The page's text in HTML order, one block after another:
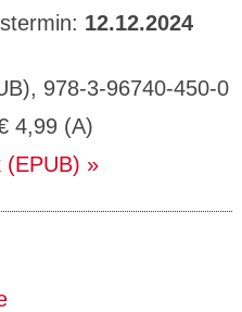
12.12.2024
978-3-96740-450-0
4,99 (A)
(EPUB)